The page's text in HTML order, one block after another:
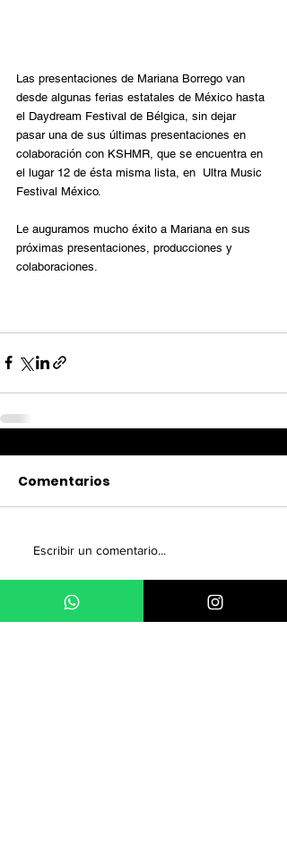
Las presentaciones de Mariana Borrego van
desde algunas ferias estatales de México hasta
el Daydream Festival de Bélgica, sin dejar
pasar una de sus últimas presentaciones en
colaboración con KSHMR, que se encuentra en
el lugar 12 de ésta misma lista, en  Ultra Music
Festival México.
Le auguramos mucho éxito a Mariana en sus
próximas presentaciones, producciones y
colaboraciones.
Comentarios
Escribir un comentario...